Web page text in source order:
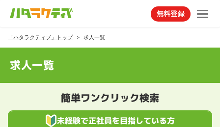
無料登録
「ハタラクティブ」トップ 求人一覧
求人一覧
簡単ワンクリック検索
未経験で正社員を目指している方